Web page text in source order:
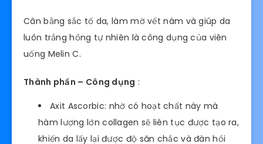
Cân bằng sắc tố da, làm mờ vết nám và giúp da
luôn trắng hồng tự nhiên là công dụng của viên
uống Melin C.
Thành phần – Công dụng :
Axit Ascorbic: nhờ có hoạt chất này mà
hàm lượng lớn collagen sẽ liên tục được tạo ra,
khiến da lấy lại được độ săn chắc và đàn hồi